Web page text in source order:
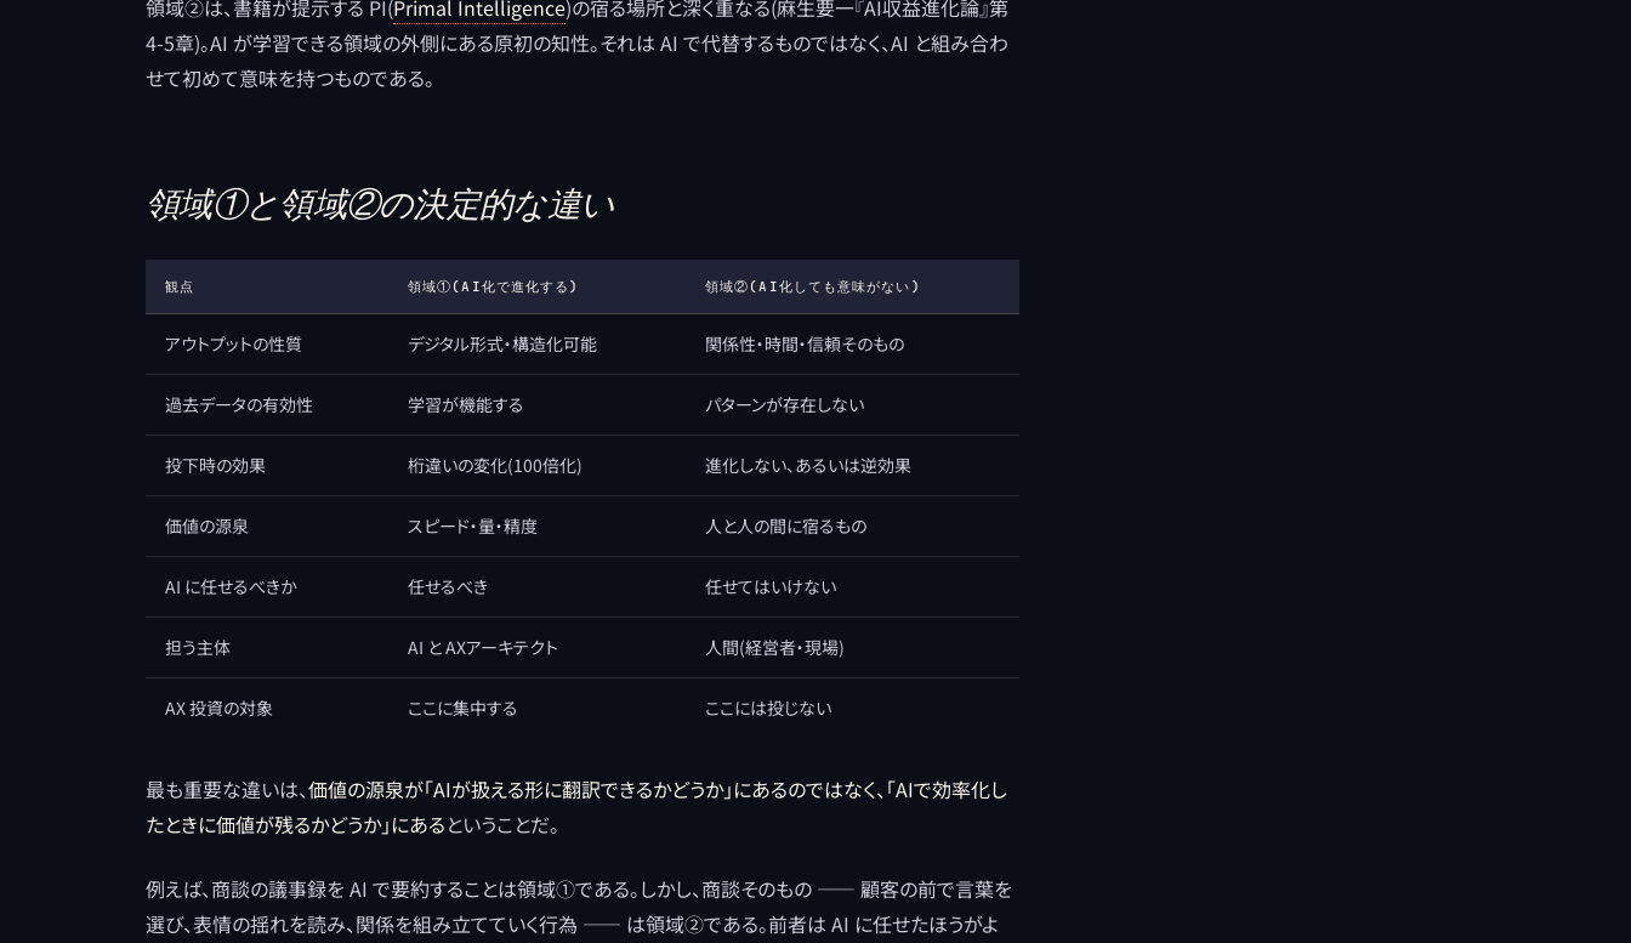
領域②は、書籍が提示する PI(Primal Intelligence)の宿る場所と深く重なる(麻生要一『AI収益進化論』第
4-5章)。AI が学習できる領域の外側にある原初の知性。それは AI で代替するものではなく、AI と組み合わ
せて初めて意味を持つものである。
領域①と領域②の決定的な違い
観点 領域①(AI化で進化する) 領域②(AI化しても意味がない)
アウトプットの性質 デジタル形式・構造化可能 関係性・時間・信頼そのもの
過去データの有効性 学習が機能する パターンが存在しない
投下時の効果 桁違いの変化(100倍化) 進化しない、あるいは逆効果
価値の源泉 スピード・量・精度 人と人の間に宿るもの
AI に任せるべきか 任せるべき 任せてはいけない
担う主体 AI と AXアーキテクト 人間(経営者・現場)
AX 投資の対象 ここに集中する ここには投じない
最も重要な違いは、価値の源泉が「AIが扱える形に翻訳できるかどうか」にあるのではなく、「AIで効率化し
たときに価値が残るかどうか」にあるということだ。
例えば、商談の議事録を AI で要約することは領域①である。しかし、商談そのもの ―― 顧客の前で言葉を
選び、表情の揺れを読み、関係を組み立てていく行為 ―― は領域②である。前者は AI に任せたほうがよ